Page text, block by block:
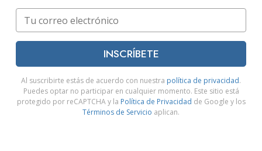
INSCRÍBETE
Al suscribirte estás de acuerdo con nuestra política de privacidad.
Puedes optar no participar en cualquier momento. Este sitio está
protegido por reCAPTCHA y la Política de Privacidad de Google y los
Términos de Servicio aplican.